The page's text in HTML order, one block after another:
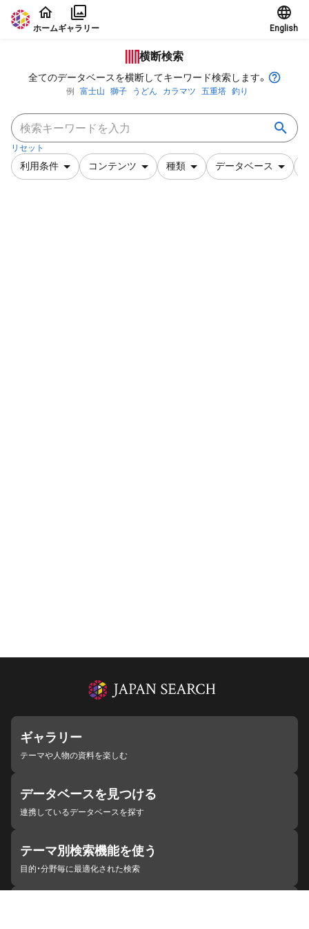
本文に飛ぶ
ホームギャラリー English
横断検索
全てのデータベースを横断してキーワード検索します。
例 富士山 獅子 うどん カラマツ 五重塔 釣り
リセット
利用条件 コンテンツ 種類 データベース
ギャラリー
テーマや人物の資料を楽しむ
データベースを見つける
連携しているデータベースを探す
テーマ別検索機能を使う
目的・分野毎に最適化された検索